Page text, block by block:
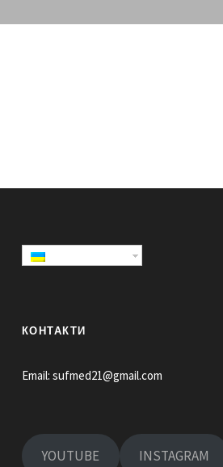
КОНТАКТИ
Email: sufmed21@gmail.com
YOUTUBE INSTAGRAM